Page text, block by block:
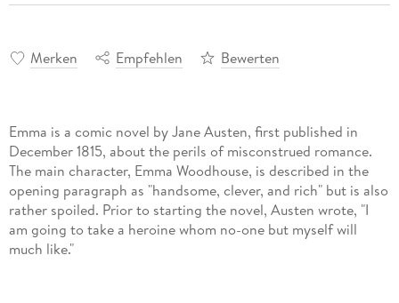
Merken Empfehlen Bewerten
Emma is a comic novel by Jane Austen, first published in
December 1815, about the perils of misconstrued romance.
The main character, Emma Woodhouse, is described in the
opening paragraph as "handsome, clever, and rich" but is also
rather spoiled. Prior to starting the novel, Austen wrote, "I
am going to take a heroine whom no-one but myself will
much like."